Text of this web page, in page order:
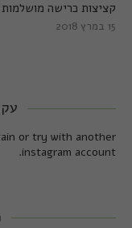
קציצות כרישה מושלמות
15 במרץ 2018
or try with another
instagram account.